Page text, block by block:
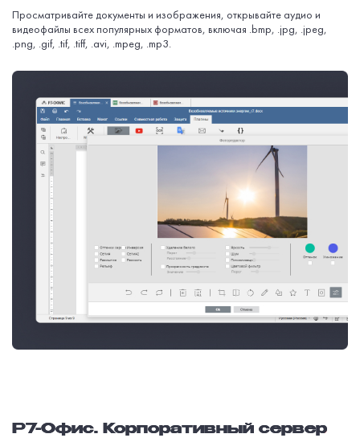
Просматривайте документы и изображения, открывайте аудио и
видеофайлы всех популярных форматов, включая .bmp, .jpg, .jpeg,
.png, .gif, .tif, .tiff, .avi, .mpeg, .mp3.
Р7-Офис. Корпоративный сервер